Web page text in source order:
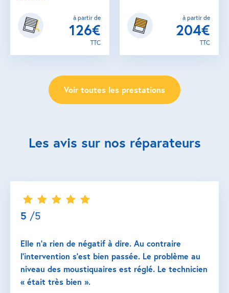
à partir de
126€
TTC
à partir de
204€
TTC
Voir toutes les prestations
Les avis sur nos réparateurs
5 /5
Elle n’a rien de négatif à dire. Au contraire
l’intervention s’est bien passée. Le problème au
niveau des moustiquaires est réglé. Le technicien
« était très bien ».